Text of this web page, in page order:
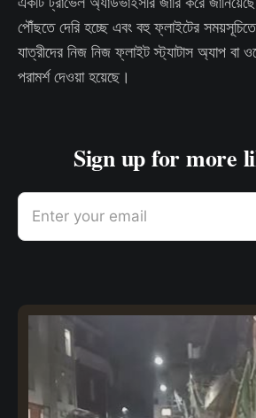
পৌঁছতে দেরি হচ্ছে এবং বহু ফ্লাইটের
যাত্রীদের নিজ নিজ ফ্লাইট স্ট্যাটাস অ্যাপ বা
পরামর্শ দেওয়া হয়েছে।
Sign up for more
Enter your email